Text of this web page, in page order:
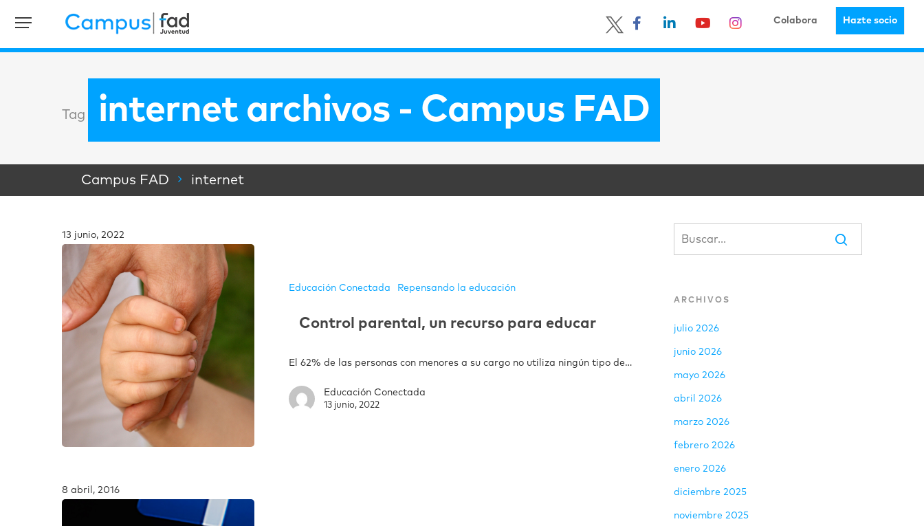
Colabora Hazte socio
Tag internet archivos - Campus FAD
Campus FAD internet
13 junio, 2022
Educación Conectada Repensando la educación
Control parental, un recurso para educar
El 62% de las personas con menores a su cargo no utiliza ningún tipo de…
Educación Conectada
13 junio, 2022
8 abril, 2016
ARCHIVOS
julio 2026
junio 2026
mayo 2026
abril 2026
marzo 2026
febrero 2026
enero 2026
diciembre 2025
noviembre 2025